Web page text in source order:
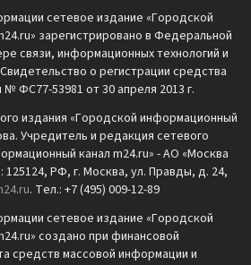
сетевое издание «Городской
зарегистрировано в Федеральной
связи, информационных технологий и
о регистрации средства
ФС77-53981 от 30 апреля 2013 г.
издания «Городской информационный
Учредитель и редакция сетевого
канал m24.ru» - АО «Москва
РФ, г. Москва, ул. Правды, д. 24,
. Тел.: +7 (495) 009-12-89
сетевое издание «Городской
создано при финансовой
средств массовой информации и